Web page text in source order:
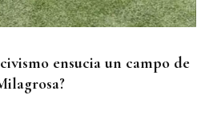
ensucia un campo de